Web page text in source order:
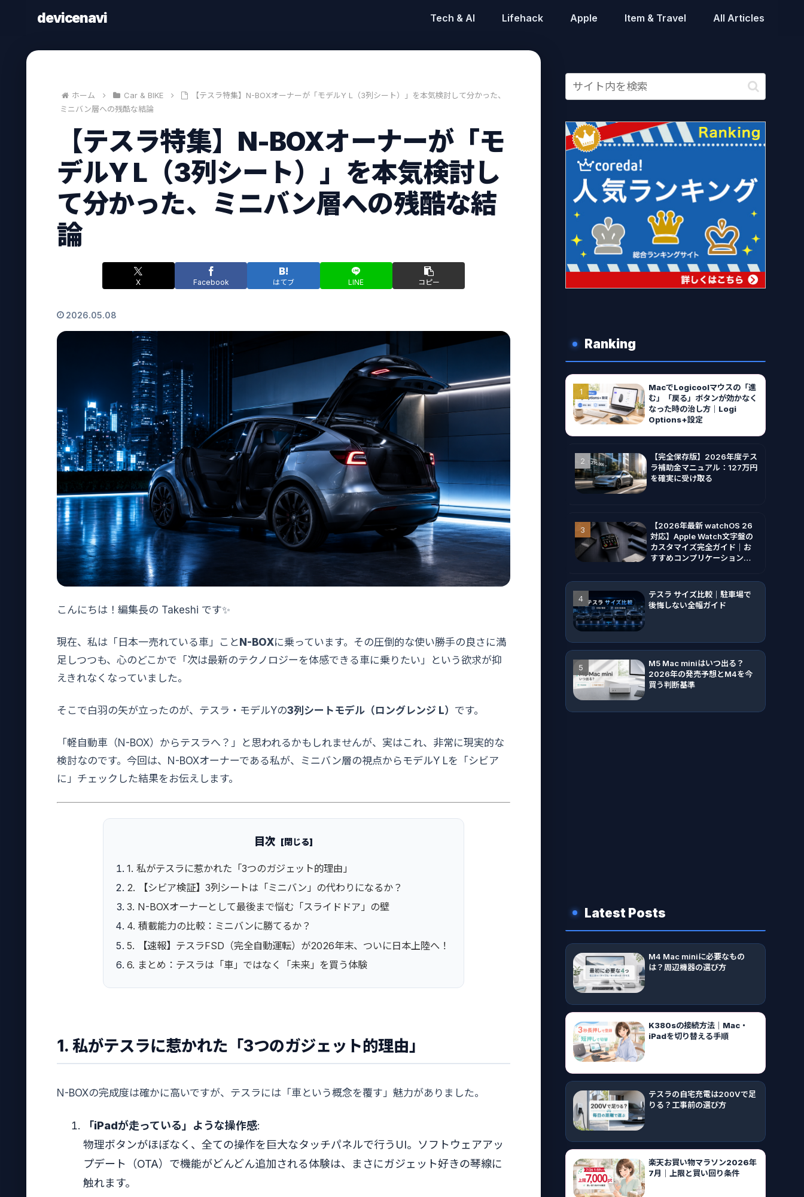
devicenavi Tech & AI Lifehack Apple Item & Travel All Articles
ホーム Car & BIKE
【テスラ特集】N-BOXオーナーが「モデルY L（3列シート）」を本気検討して分かった、
ミニバン層への残酷な結論
【テスラ特集】N-BOXオーナーが「モ
デルY L（3列シート）」を本気検討し
て分かった、ミニバン層への残酷な結
論
X Facebook はてブ LINE コピー
2026.05.08
こんにちは！編集長の Takeshi です✨
現在、私は「日本一売れている車」ことN-BOXに乗っています。その圧倒的な使い勝手の良さに満
足しつつも、心のどこかで「次は最新のテクノロジーを体感できる車に乗りたい」という欲求が抑
えきれなくなっていました。
そこで白羽の矢が立ったのが、テスラ・モデルYの3列シートモデル（ロングレンジ L） です。
「軽自動車（N-BOX）からテスラへ？」と思われるかもしれませんが、実はこれ、非常に現実的な
検討なのです。今回は、N-BOXオーナーである私が、ミニバン層の視点からモデルY Lを「シビア
に」チェックした結果をお伝えします。
目次
1. 私がテスラに惹かれた「3つのガジェット的理由」
2. 【シビア検証】3列シートは「ミニバン」の代わりになるか？
3. N-BOXオーナーとして最後まで悩む「スライドドア」の壁
4. 積載能力の比較：ミニバンに勝てるか？
5. 【速報】テスラFSD（完全自動運転）が2026年末、ついに日本上陸へ！
6. まとめ：テスラは「車」ではなく「未来」を買う体験
1. 私がテスラに惹かれた「3つのガジェット的理由」
N-BOXの完成度は確かに高いですが、テスラには「車という概念を覆す」魅力がありました。
「iPadが走っている」ような操作感:
物理ボタンがほぼなく、全ての操作を巨大なタッチパネルで行うUI。ソフトウェアアッ
プデート（OTA）で機能がどんどん追加される体験は、まさにガジェット好きの琴線に
触れます。
Ranking
MacでLogicoolマウスの「進
む」「戻る」ボタンが効かなく
なった時の治し方｜Logi
Options+設定
【完全保存版】2026年度テス
ラ補助金マニュアル：127万円
を確実に受け取る
【2026年最新 watchOS 26
対応】Apple Watch文字盤の
カスタマイズ完全ガイド｜お
すすめコンプリケーションと
テスラ サイズ比較｜駐車場で
後悔しない全幅ガイド
M5 Mac miniはいつ出る？
2026年の発売予想とM4を今
買う判断基準
Latest Posts
M4 Mac miniに必要なもの
は？周辺機器の選び方
K380sの接続方法｜Mac・
iPadを切り替える手順
テスラの自宅充電は200Vで足
りる？工事前の選び方
楽天お買い物マラソン2026年
7月｜上限と買い回り条件